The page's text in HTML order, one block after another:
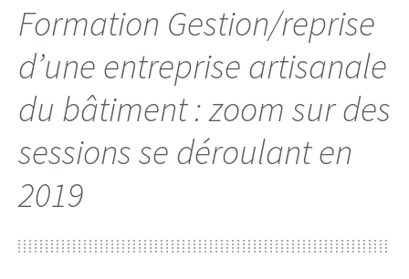
Formation Gestion/reprise
d’une entreprise artisanale
du bâtiment : zoom sur des
sessions se déroulant en
2019